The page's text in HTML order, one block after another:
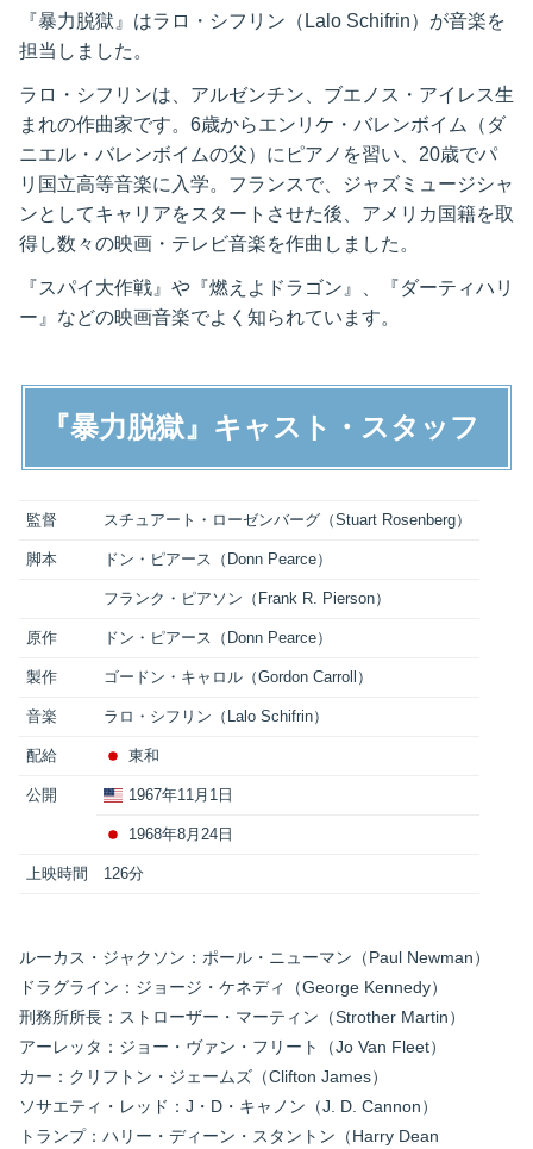
『暴力脱獄』はラロ・シフリン（Lalo Schifrin）が音楽を
担当しました。
ラロ・シフリンは、アルゼンチン、ブエノス・アイレス生
まれの作曲家です。6歳からエンリケ・バレンボイム（ダ
ニエル・バレンボイムの父）にピアノを習い、20歳でパ
リ国立高等音楽に入学。フランスで、ジャズミュージシャ
ンとしてキャリアをスタートさせた後、アメリカ国籍を取
得し数々の映画・テレビ音楽を作曲しました。
『スパイ大作戦』や『燃えよドラゴン』、『ダーティハリ
ー』などの映画音楽でよく知られています。
『暴力脱獄』キャスト・スタッフ
監督 スチュアート・ローゼンバーグ（Stuart Rosenberg）
脚本 ドン・ピアース（Donn Pearce）
フランク・ピアソン（Frank R. Pierson）
原作 ドン・ピアース（Donn Pearce）
製作 ゴードン・キャロル（Gordon Carroll）
音楽 ラロ・シフリン（Lalo Schifrin）
配給 東和
公開 1967年11月1日
1968年8月24日
上映時間 126分
ルーカス・ジャクソン：ポール・ニューマン（Paul Newman）
ドラグライン：ジョージ・ケネディ（George Kennedy）
刑務所所長：ストローザー・マーティン（Strother Martin）
アーレッタ：ジョー・ヴァン・フリート（Jo Van Fleet）
カー：クリフトン・ジェームズ（Clifton James）
ソサエティ・レッド：J・D・キャノン（J. D. Cannon）
トランプ：ハリー・ディーン・スタントン（Harry Dean